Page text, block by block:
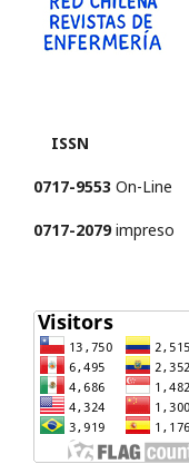
ISSN
0717-9553 On-Line
0717-2079impreso